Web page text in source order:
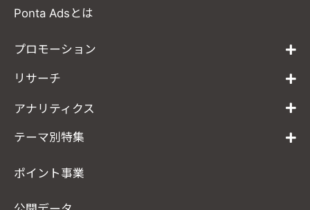
Ponta Adsとは
プロモーション
リサーチ
アナリティクス
テーマ別特集
ポイント事業